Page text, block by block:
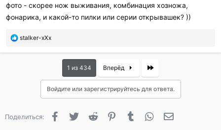
фото - скорее нож выживания, комбинация хозножа,
фонарика, и какой-то пилки или серии открывашек? ))
П
б
р
stalker-xXx
1 из 434 Вперёд Last
Войдите или зарегистрируйтесь для ответа.
Поделиться: FacebookTwitter Reddit PinterestTumblr WhatsApp